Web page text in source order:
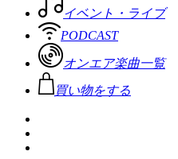
イベント・ライブ
PODCAST
オンエア楽曲一覧
買い物をする